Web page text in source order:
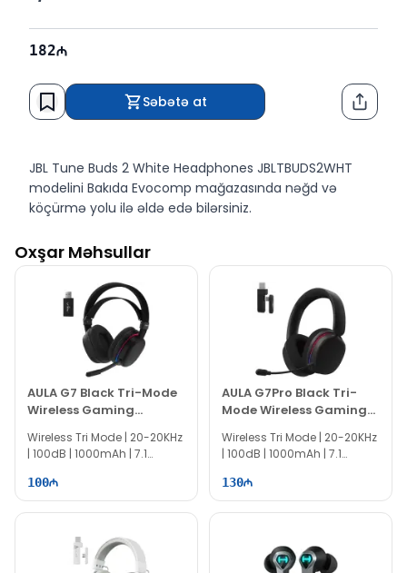
182
Səbətə at
JBL Tune Buds 2 White Headphones JBLTBUDS2WHT
modelini Bakıda Evocomp mağazasında nəğd və
köçürmə yolu ilə əldə edə bilərsiniz.
Oxşar Məhsullar
AULA G7 Black Tri-Mode
Wireless Gaming
Wireless Tri Mode | 20-20KHz
| 100dB | 1000mAh | 7.1
100
AULA G7Pro Black Tri-
Mode Wireless Gaming
Wireless Tri Mode | 20-20KHz
| 100dB | 1000mAh | 7.1
130